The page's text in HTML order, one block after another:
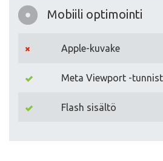
Mobiili optimointi
Apple-kuvake
Meta Viewport -
Flash sisältö